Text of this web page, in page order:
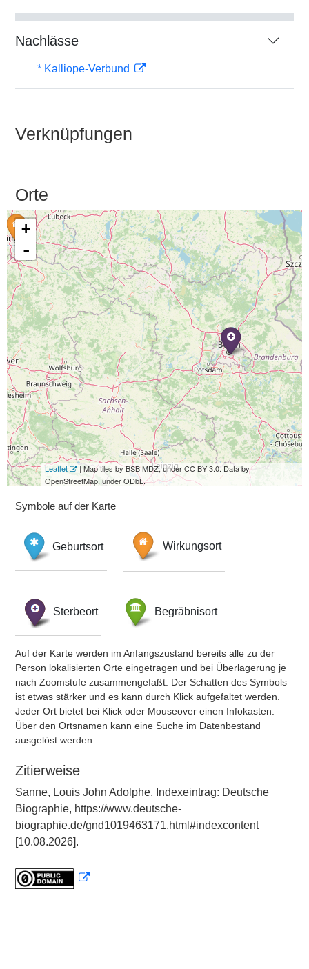
Nachlässe
* Kalliope-Verbund
Verknüpfungen
Orte
+
-
Leaflet
| Map tiles by BSB MDZ, under CC BY 3.0. Data by
OpenStreetMap, under ODbL.
Symbole auf der Karte
Geburtsort Wirkungsort
Sterbeort Begräbnisort
Auf der Karte werden im Anfangszustand bereits alle zu der
Person lokalisierten Orte eingetragen und bei Überlagerung je
nach Zoomstufe zusammengefaßt. Der Schatten des Symbols
ist etwas stärker und es kann durch Klick aufgefaltet werden.
Jeder Ort bietet bei Klick oder Mouseover einen Infokasten.
Über den Ortsnamen kann eine Suche im Datenbestand
ausgelöst werden.
Zitierweise
Sanne, Louis John Adolphe, Indexeintrag: Deutsche
Biographie, https://www.deutsche-
biographie.de/gnd1019463171.html#indexcontent
[10.08.2026].